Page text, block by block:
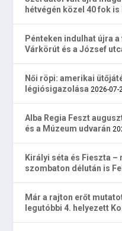
hétvégén közel 40 fok is
Pénteken indulhat újra
Várkörút és a József
Női röpi: amerikai
légiósigazolása 2026-07-
Alba Regia Feszt
és a Múzeum udvarán
Királyi séta és Fieszta –
szombaton délután is
Már a rajton erőt
legutóbbi 4. helyezett